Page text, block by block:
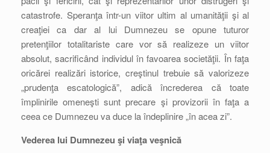
catastrofe. Speranţa într-un viitor ultim al umanităţii şi al
creaţiei ca dar al lui Dumnezeu se opune tuturor
pretenţiilor totalitariste care vor să realizeze un viitor
absolut, sacrificând individul în favoarea societăţii. În faţa
oricărei realizări istorice, creştinul trebuie să valorizeze
„prudenţa escatologică”, adică încrederea că toate
împlinirile omeneşti sunt precare şi provizorii în faţa a
ceea ce Dumnezeu va duce la îndeplinire „în acea zi”.
Vederea lui Dumnezeu şi viaţa veşnică